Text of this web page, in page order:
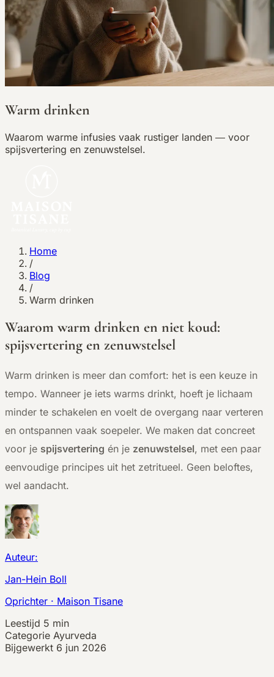
Warm drinken
Waarom warme infusies vaak rustiger landen — voor
spijsvertering en zenuwstelsel.
Home
/
Blog
/
Warm drinken
Waarom warm drinken en niet koud:
spijsvertering en zenuwstelsel
Warm drinken is meer dan comfort: het is een keuze in
tempo. Wanneer je iets warms drinkt, hoeft je lichaam
minder te schakelen en voelt de overgang naar verteren
en ontspannen vaak soepeler. We maken dat concreet
voor je spijsvertering én je zenuwstelsel, met een paar
eenvoudige principes uit het zetritueel. Geen beloftes,
wel aandacht.
Auteur:
Jan-Hein Boll
Oprichter · Maison Tisane
Leestijd 5 min
Categorie Ayurveda
Bijgewerkt 6 jun 2026